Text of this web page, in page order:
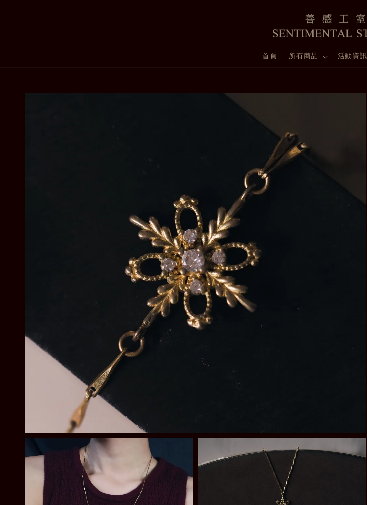
首頁 所有商品 活動資訊